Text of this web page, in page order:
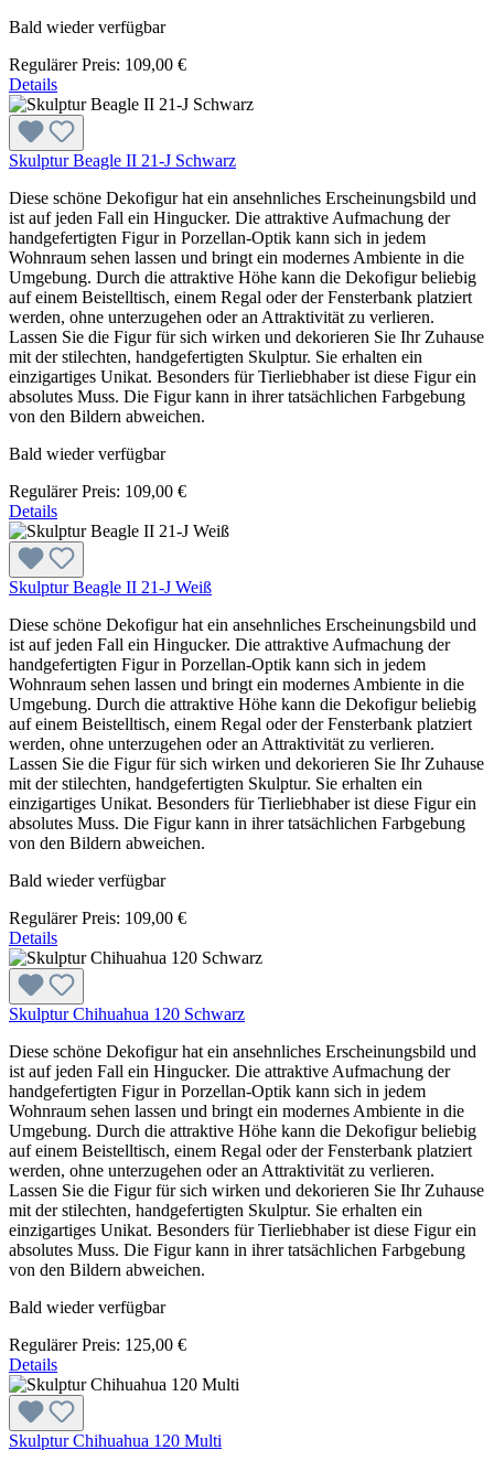
Bald wieder verfügbar
Regulärer Preis: 109,00 €
Details
Skulptur Beagle II 21-J Schwarz
Diese schöne Dekofigur hat ein ansehnliches Erscheinungsbild und
ist auf jeden Fall ein Hingucker. Die attraktive Aufmachung der
handgefertigten Figur in Porzellan-Optik kann sich in jedem
Wohnraum sehen lassen und bringt ein modernes Ambiente in die
Umgebung. Durch die attraktive Höhe kann die Dekofigur beliebig
auf einem Beistelltisch, einem Regal oder der Fensterbank platziert
werden, ohne unterzugehen oder an Attraktivität zu verlieren.
Lassen Sie die Figur für sich wirken und dekorieren Sie Ihr Zuhause
mit der stilechten, handgefertigten Skulptur. Sie erhalten ein
einzigartiges Unikat. Besonders für Tierliebhaber ist diese Figur ein
absolutes Muss. Die Figur kann in ihrer tatsächlichen Farbgebung
von den Bildern abweichen.
Bald wieder verfügbar
Regulärer Preis: 109,00 €
Details
Skulptur Beagle II 21-J Weiß
Diese schöne Dekofigur hat ein ansehnliches Erscheinungsbild und
ist auf jeden Fall ein Hingucker. Die attraktive Aufmachung der
handgefertigten Figur in Porzellan-Optik kann sich in jedem
Wohnraum sehen lassen und bringt ein modernes Ambiente in die
Umgebung. Durch die attraktive Höhe kann die Dekofigur beliebig
auf einem Beistelltisch, einem Regal oder der Fensterbank platziert
werden, ohne unterzugehen oder an Attraktivität zu verlieren.
Lassen Sie die Figur für sich wirken und dekorieren Sie Ihr Zuhause
mit der stilechten, handgefertigten Skulptur. Sie erhalten ein
einzigartiges Unikat. Besonders für Tierliebhaber ist diese Figur ein
absolutes Muss. Die Figur kann in ihrer tatsächlichen Farbgebung
von den Bildern abweichen.
Bald wieder verfügbar
Regulärer Preis: 109,00 €
Details
Skulptur Chihuahua 120 Schwarz
Diese schöne Dekofigur hat ein ansehnliches Erscheinungsbild und
ist auf jeden Fall ein Hingucker. Die attraktive Aufmachung der
handgefertigten Figur in Porzellan-Optik kann sich in jedem
Wohnraum sehen lassen und bringt ein modernes Ambiente in die
Umgebung. Durch die attraktive Höhe kann die Dekofigur beliebig
auf einem Beistelltisch, einem Regal oder der Fensterbank platziert
werden, ohne unterzugehen oder an Attraktivität zu verlieren.
Lassen Sie die Figur für sich wirken und dekorieren Sie Ihr Zuhause
mit der stilechten, handgefertigten Skulptur. Sie erhalten ein
einzigartiges Unikat. Besonders für Tierliebhaber ist diese Figur ein
absolutes Muss. Die Figur kann in ihrer tatsächlichen Farbgebung
von den Bildern abweichen.
Bald wieder verfügbar
Regulärer Preis: 125,00 €
Details
Skulptur Chihuahua 120 Multi